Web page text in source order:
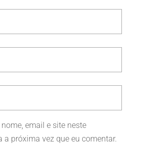
email e site neste
a próxima vez que eu comentar.